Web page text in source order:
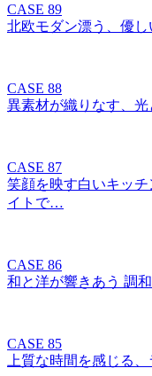
CASE 89
北欧モダン漂う、優
CASE 88
異素材が織りなす、
CASE 87
笑顔を映す白いキッ
イトで…
CASE 86
和と洋が響きあう 調
CASE 85
上質な時間を感じる